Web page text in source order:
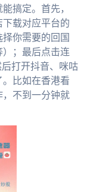
搞定。首先，
载对应平台的
你需要的回国
；最后点击连
打开抖音、咪咕
比如在香港看
不到一分钟就